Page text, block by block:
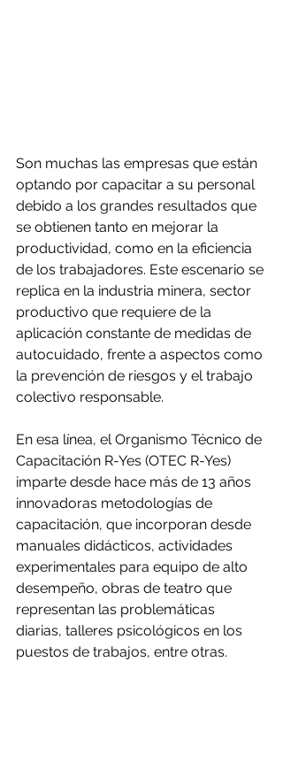
Son muchas las empresas que están
optando por capacitar a su personal
debido a los grandes resultados que
se obtienen tanto en mejorar la
productividad, como en la eficiencia
de los trabajadores. Este escenario se
replica en la industria minera, sector
productivo que requiere de la
aplicación constante de medidas de
autocuidado, frente a aspectos como
la prevención de riesgos y el trabajo
colectivo responsable.
En esa línea, el Organismo Técnico de
Capacitación R-Yes (OTEC R-Yes)
imparte desde hace más de 13 años
innovadoras metodologías de
capacitación, que incorporan desde
manuales didácticos, actividades
experimentales para equipo de alto
desempeño, obras de teatro que
representan las problemáticas
diarias, talleres psicológicos en los
puestos de trabajos, entre otras.